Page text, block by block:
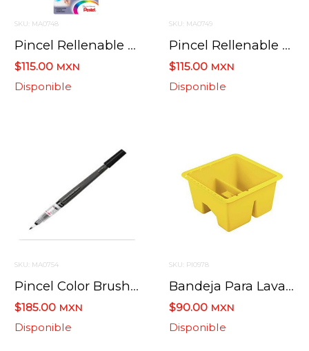
SKU: MA0748
Pincel Rellenable Aqua Brush Pentel Grueso Frhbp-B
$115.00 MXN
Disponible
SKU: MA0749
Pincel Rellenable Aqua Brush Pentel Plano Frhbp-Mh
$115.00 MXN
Disponible
SKU: MA0754
Pincel Color Brush Pentel Tinta Negra Gflbp
$185.00 MXN
Disponible
SKU: PI0978
Bandeja Para Lavar Pinceles 585 Condor
$90.00 MXN
Disponible